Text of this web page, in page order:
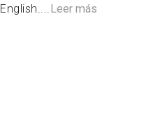
English.... Leer más